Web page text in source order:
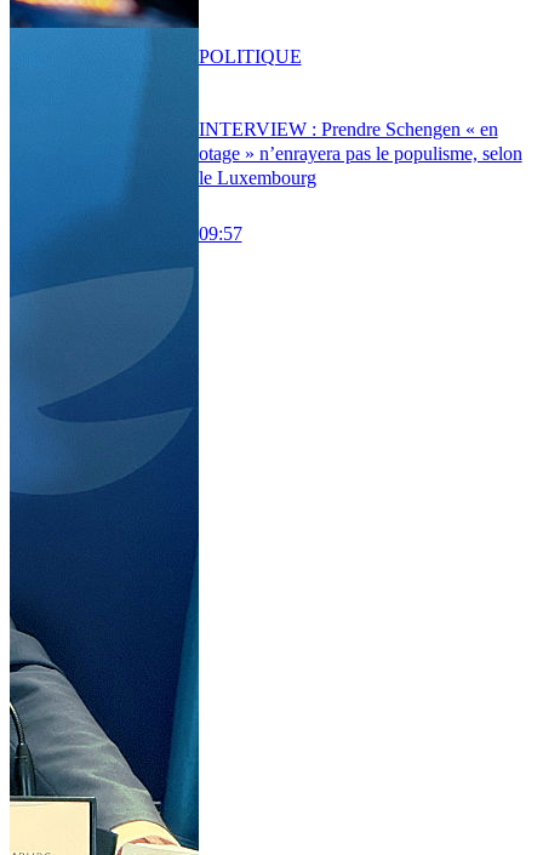
INTERVIEW : Prendre Schengen « en
otage » n’enrayera pas le populisme, selon
le Luxembourg
09:57
POLITIQUE